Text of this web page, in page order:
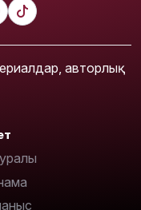
авторлық